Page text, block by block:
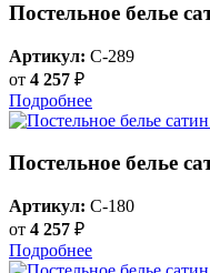
Постельное белье
Артикул: C-289
от 4 257 ₽
Подробнее
Постельное белье
Артикул: C-180
от 4 257 ₽
Подробнее